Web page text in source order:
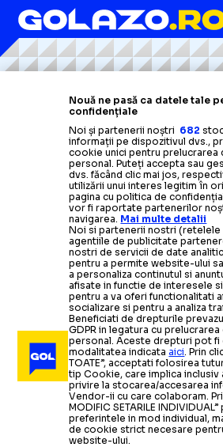
Citește mai mult
Citește mai mult
Citește mai mult
Citește mai mult
Citește mai mult
REDNIC LA STANDARD LIEGE
„Sunt foarte onorat să
CAMPIONATE
NOUA FAȚĂ A LUI CITY Echipa lui
oficializat două transferuri de
800 de milioane de euro!
SUPERLIGA
PREZENTAT OFICIAL LA DINAMO
semnat pe 3 ani: „Îi dorim cât mai
SUPERLIGA
PREZENTAT
FCSB
Transferul
a fost anunțat
campioană: ce număr
Citește mai mult
CAMPIONATE
OFICIAL
Kvicha Kvaratskhelia
cu contract
2029
Citește mai mult
CAMPIONATE
Nouă ne pasă ca datele tale
confidențiale
Noi și partenerii noștri 682
informații pe dispozitivul dvs.,
cookie unici pentru prelucrarea
personal. Puteți accepta sau
dvs. făcând clic mai jos,
utilizării unui interes legitim în
pagina cu politica de
vor fi raportate partenerilor
navigarea. Mai multe detalii
Noi si partenerii nostri (retelele
agentiile de publicitate
nostri de servicii de date
pentru a permite website-ului
a personaliza continutul si
afisate in functie de interesele
pentru a va oferi functionalitati
socializare si pentru a analiza
Beneficiati de drepturile
GDPR in legatura cu
personal. Aceste drepturi pot fi
modalitatea indicataaici . Prin
TOATE”, acceptati folosirea
tip Cookie, care implica inclusiv
privire la stocarea/accesarea
Vendor-ii cu care colaboram.
MODIFIC SETARILE
preferintele in mod individual,
de cookie strict necesare
website-ului.